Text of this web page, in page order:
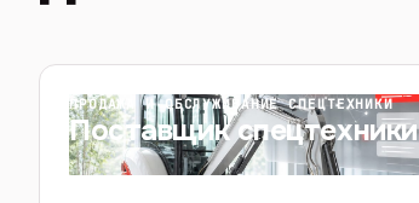
ПРОДАЖА И ОБСЛУЖИВАНИЕ СПЕЦТЕХНИКИ
Поставщик спецтехники